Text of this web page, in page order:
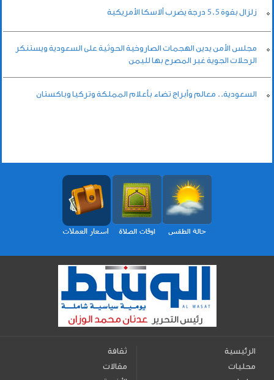
زلزال بقوة 5.5 درجة يضرب ألاسكا الأمريكية
مجلس الأمن يدين الهجمات الصاروخية الحوثية على السعودية ويستنكر
الرحلات الجوية غير المصرح بها لليمن
السعودية.. معالم وأبراج تضاء بأعلام المملكة وتركيا وباكستان
الرئيسية
محليات
ثقافة
مقالات